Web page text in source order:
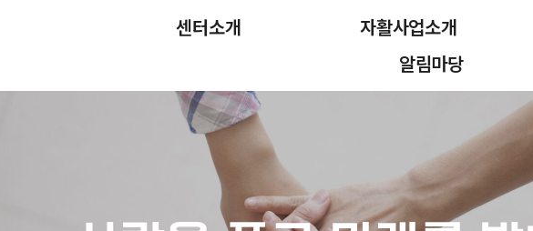
센터소개 자활사업소개
알림마당